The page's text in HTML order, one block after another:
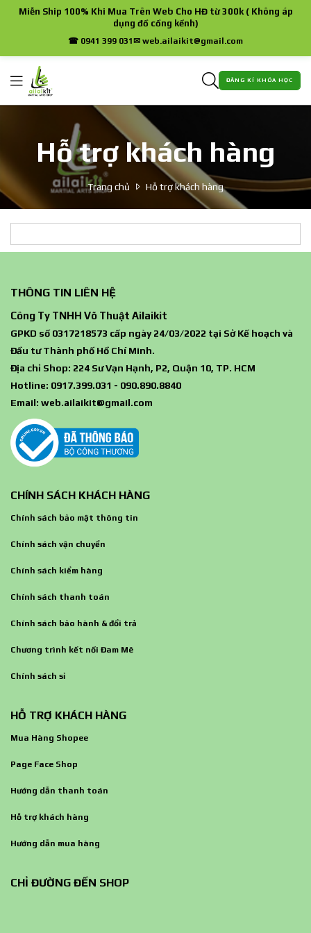
Miễn Ship 100% Khi Mua Trên Web Cho HĐ từ 300k ( Không áp
dụng đồ cồng kềnh)
☎ 0941 399 031✉ web.ailaikit@gmail.com
ĐĂNG KÍ KHÓA HỌC
Hỗ trợ khách hàng
Trang chủ Hỗ trợ khách hàng
THÔNG TIN LIÊN HỆ
Công Ty TNHH Võ Thuật Ailaikit
GPKD số 0317218573 cấp ngày 24/03/2022 tại Sở Kế hoạch và
Đầu tư Thành phố Hồ Chí Minh.
Địa chỉ Shop: 224 Sư Vạn Hạnh, P2, Quận 10, TP. HCM
Hotline: 0917.399.031 - 090.890.8840
Email: web.ailaikit@gmail.com
CHÍNH SÁCH KHÁCH HÀNG
Chính sách bảo mật thông tin
Chính sách vận chuyển
Chính sách kiểm hàng
Chính sách thanh toán
Chính sách bảo hành & đổi trả
Chương trình kết nối Đam Mê
Chính sách sỉ
HỖ TRỢ KHÁCH HÀNG
Mua Hàng Shopee
Page Face Shop
Hướng dẫn thanh toán
Hỗ trợ khách hàng
Hướng dẫn mua hàng
CHỈ ĐƯỜNG ĐẾN SHOP